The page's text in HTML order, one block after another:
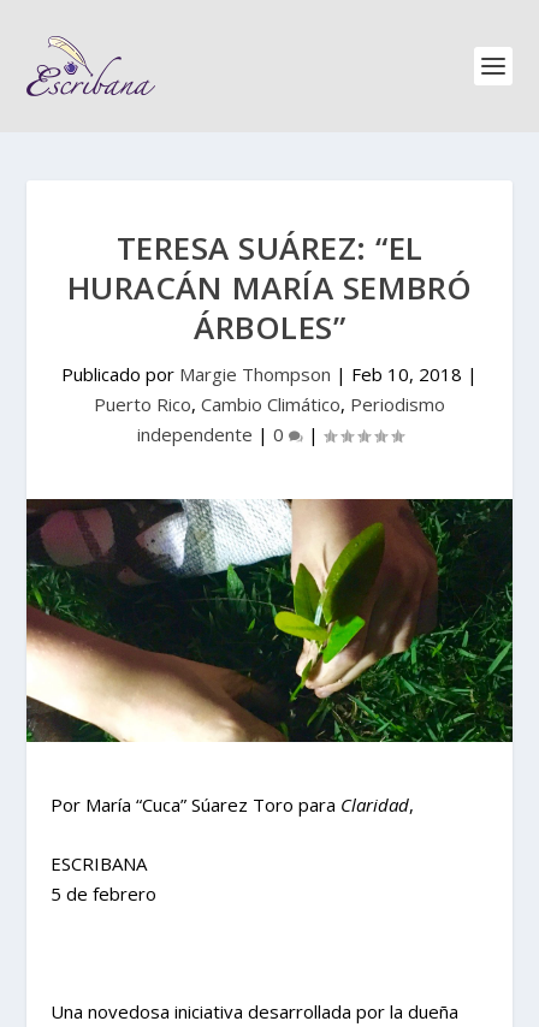
TERESA SUÁREZ: “EL
HURACÁN MARÍA SEMBRÓ
ÁRBOLES”
Publicado por Margie Thompson | Feb 10, 2018 |
Puerto Rico, Cambio Climático, Periodismo
independente | 0 |
Por María “Cuca” Súarez Toro para Claridad,
ESCRIBANA
5 de febrero
Una novedosa iniciativa desarrollada por la dueña